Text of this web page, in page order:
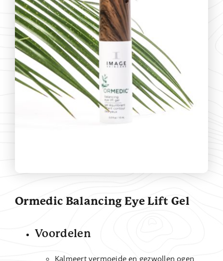
Contact
Ormedic Balancing Eye Lift Gel
Voordelen
Kalmeert vermoeide en gezwollen ogen